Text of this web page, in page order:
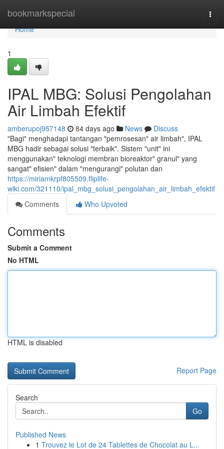
bookmarkspecial
Home
Home
1
IPAL MBG: Solusi Pengolahan
Air Limbah Efektif
amberupoj957148 84 days ago News
Discuss
"Bagi" menghadapi tantangan "pemrosesan" air limbah", IPAL
MBG hadir sebagai solusi "terbaik". Sistem "unit" ini
menggunakan" teknologi membran bioreaktor" granul" yang
sangat" efisien" dalam "mengurangi" polutan dan
https://miriamkrpf805509.fliplife-
wiki.com/321110/ipal_mbg_solusi_pengolahan_air_limbah_efektif
Comments
Who Upvoted
Comments
Submit a Comment
No HTML
HTML is disabled
Report Page
Search
Go
Published News
1 Trouvez le Lot de 24 Tablettes de Chocolat au L...